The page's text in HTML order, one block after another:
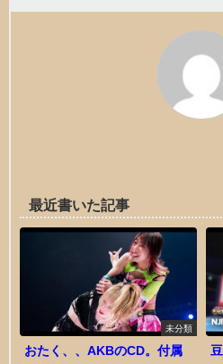
最近書いた記事
未分類
おたく、、AKBのCD。付属